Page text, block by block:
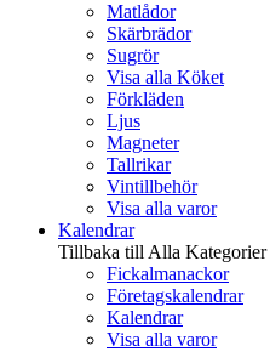
Matlådor
Skärbrädor
Sugrör
Visa alla Köket
Förkläden
Ljus
Magneter
Tallrikar
Vintillbehör
Visa alla varor
Kalendrar
Tillbaka till Alla Kategorier
Fickalmanackor
Företagskalendrar
Kalendrar
Visa alla varor